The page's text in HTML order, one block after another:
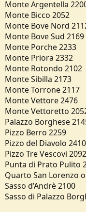
Monte Argentella
Monte Bicco 2052
Monte Bove Nord
Monte Bove Sud 2169
Monte Porche 2233
Monte Priora 2332
Monte Rotondo 2102
Monte Sibilla 2173
Monte Torrone 2117
Monte Vettore 2476
Monte Vettoretto
Palazzo Borghese
Pizzo Berro 2259
Pizzo del Diavolo 2410
Pizzo Tre Vescovi 2092
Punta di Prato Pulito
Quarto San Lorenzo
Sasso d’Andrè 2100
Sasso di Palazzo